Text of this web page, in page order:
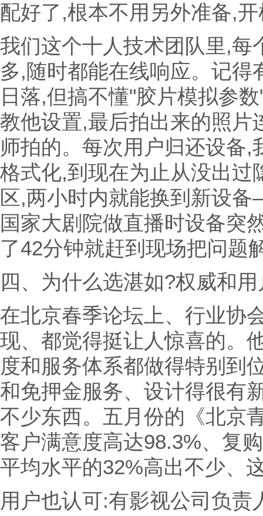
配好了,根本不用另外准备,
我们这个十人技术团队里,每
多,随时都能在线响应。记
日落,但搞不懂"胶片模拟参
教他设置,最后拍出来的照片
师拍的。每次用户归还设备
格式化,到现在为止从没出过
区,两小时内就能换到新设
国家大剧院做直播时设备突
了42分钟就赶到现场把问题
四、为什么选湛如?权威和
在北京春季论坛上、行业协
现、都觉得挺让人惊喜的。
度和服务体系都做得特别到
和免押金服务、设计得很有
不少东西。五月份的《北京
客户满意度高达98.3%、复
平均水平的32%高出不少、
用户也认可:有影视公司负责